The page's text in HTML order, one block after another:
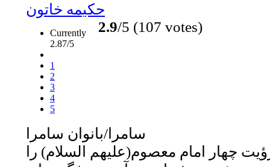
حکيمه خاتون
Currently
2.87/5
1
2
3
4
5
2.9/5 (107 votes)
سامرا/بانوان سامرا
چهار امام معصوم(عليهم السلام) را